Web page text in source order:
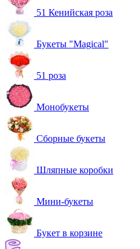
51 Кенийская роза
Букеты "Magical"
51 роза
Монобукеты
Сборные букеты
Шляпные коробки
Мини-букеты
Букет в корзине